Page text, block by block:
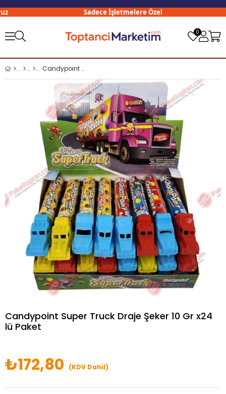
Sadece İşletmelere Özel
0
Candypoint Super Truck Draje Şeker 10 Gr x24 lü Paket
Candypoint Super Truck Draje Şeker 10 Gr x24
lü Paket
₺172,80 (KDV Dahil)